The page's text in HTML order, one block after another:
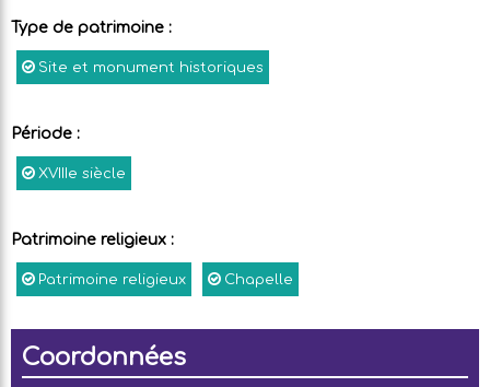
Type de patrimoine :
Site et monument historiques
Période :
XVIIIe siècle
Patrimoine religieux :
Patrimoine religieux Chapelle
Coordonnées